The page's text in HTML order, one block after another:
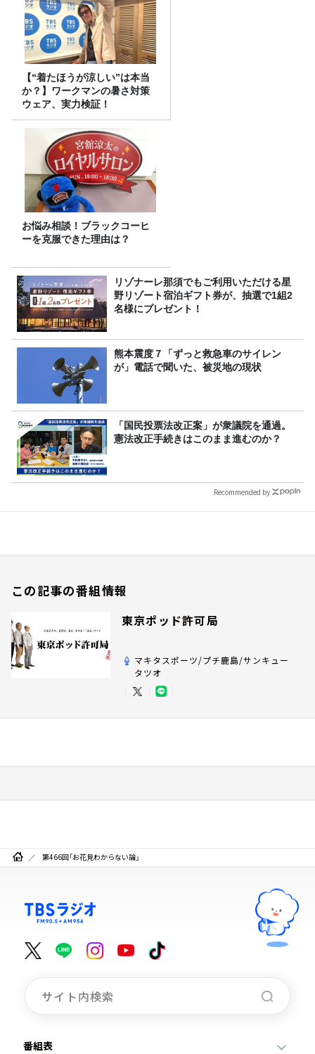
【“着たほうが涼しい”は本当
か？】ワークマンの暑さ対策
ウェア、実力検証！
お悩み相談！ブラックコーヒ
ーを克服できた理由は？
リゾナーレ那須でもご利用いただける星
野リゾート宿泊ギフト券が、抽選で1組2
名様にプレゼント！
熊本震度７「ずっと救急車のサイレン
が」電話で聞いた、被災地の現状
「国民投票法改正案」が衆議院を通過。
憲法改正手続きはこのまま進むのか？
Recommended by
この記事の番組情報
東京ポッド許可局
マキタスポーツ/プチ鹿島/サンキュー
タツオ
第466回「お花見わからない論」
番組表